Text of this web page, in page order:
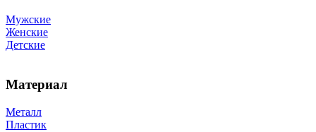
Мужские
Женские
Детские
Материал
Металл
Пластик